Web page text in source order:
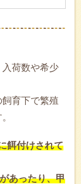
荷数や希少
育下で繁殖
餌付けされて
あったり、甲